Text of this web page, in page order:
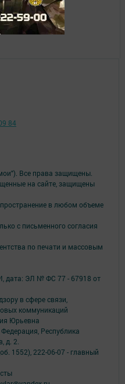
Все права защищены.
на сайте, защищены
в любом объеме
с письменного согласия
по печати и массовым
дата: ЭЛ № ФС 77 - 67918 от
в сфере связи,
коммуникаций
Юрьевна
Республика
д. 2.
1552), 222-06-07 - главный
84